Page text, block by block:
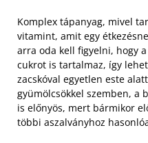
Komplex tápanyag, mivel
vitamint, amit egy
arra oda kell figyelni, hogy
cukrot is tartalmaz, így
zacskóval egyetlen este
gyümölcsökkel szemben, a
is előnyös, mert bármikor
többi aszalványhoz